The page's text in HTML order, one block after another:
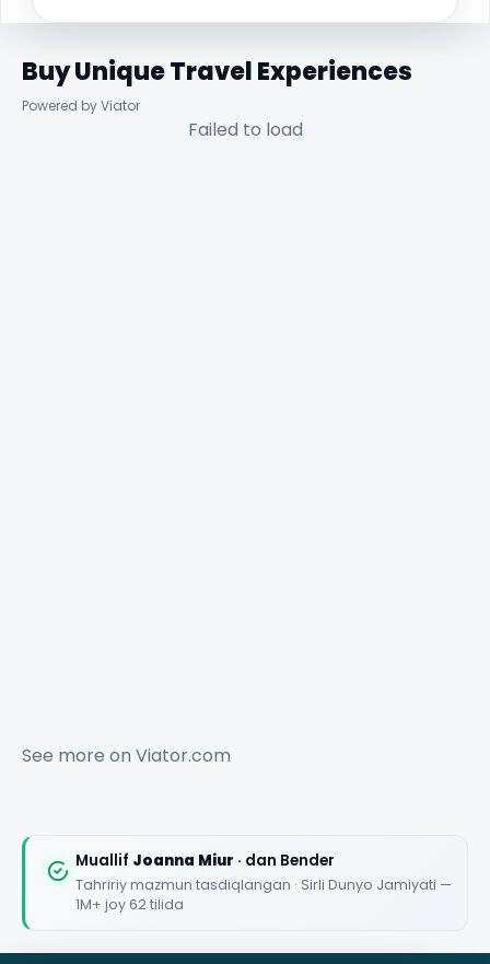
Buy Unique Travel Experiences
Powered by Viator
Failed to load
See more on Viator.com
Muallif Joanna Miur · dan Bender
Tahririy mazmun tasdiqlangan · Sirli Dunyo Jamiyati —
1M+ joy 62 tilida